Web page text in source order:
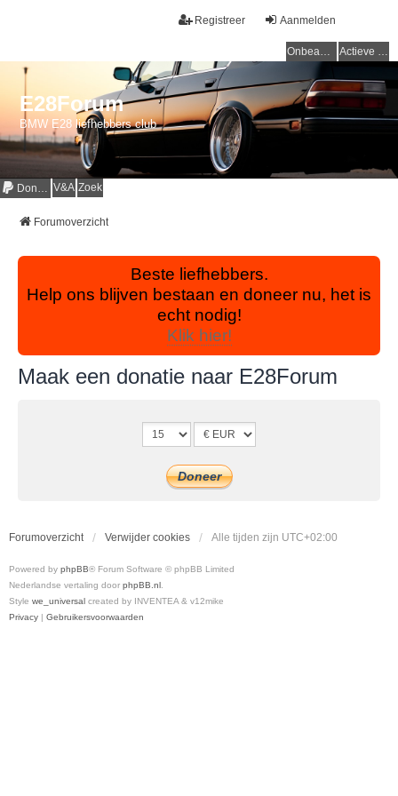
Aanmelden
Registreer
Onbeantwoorde onderwerpen Actieve onderwerpen
E28Forum
BMW E28 liefhebbers club
Donaties V&A Zoek
Forumoverzicht
Beste liefhebbers.
Help ons blijven bestaan en doneer nu, het is
echt nodig!
Klik hier!
Maak een donatie naar E28Forum
Forumoverzicht Verwijder cookies Alle tijden zijn UTC+02:00
Powered by phpBB® Forum Software © phpBB Limited
Nederlandse vertaling door phpBB.nl
Style we_universal created by INVENTEA & v12mike
Privacy | Gebruikersvoorwaarden